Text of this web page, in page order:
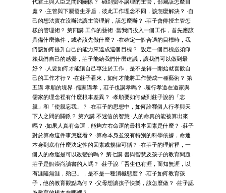
代君王與人臣之間的關係？ ‧碰到蠻不講理的主管，部屬該怎麼自
處？ ‧主管與下屬發生矛盾，彼此工作理念不同，該怎麼解決？ ‧自
己的想法實在沒辦法讓主管理解，該怎麼辦？ ‧莊子會傳授主管怎
樣的管理術？ 第四講 工作的藝術 ‧當我們投入一個工作，首先應該
具備什麼條件，或者該先做什麼？ ‧在確定一個合適的目標時，我
們該如何提升自己的能力來達成這個目標？ ‧設定一個目標必須仰
賴我們自己的感覺，莊子能給我們什麼建議，讓我們可以做到最
好？ ‧人要如何才能讓自己專注於工作，是不是得一開始就喜歡自
己的工作才行？ ‧在莊子看來，如何才能將工作變成一種藝術？ 第
五講 孝順的境界 ‧儒家講孝，莊子也講孝嗎？ ‧履行孝道在道家與
儒家的理念裡有什麼根本差異？ ‧孝順要如何做到莊子說的「忘
親」和「使親忘我」？ ‧在莊子的思想中，如何詮釋個人行孝與天
下人之間的關係？ 第六講 不迷信的智慧 ‧人的命真的能被算出來
嗎？ ‧如果人真有命運，能夠左右命運的最根本因素是什麼？ ‧莊子
對於算命這件事怎麼看？ ‧算命本身並沒有特別的科學依據，命運
本身到底有什麼決定性的因素或規律可循？ ‧在莊子的理解裡，一
個人的命運是可以改變的嗎？ 第七講 書與智慧及孩子的教育問題 ‧
莊子是個崇尚讀書的人嗎？ ‧莊子說「吾生也有涯，而知無涯，以
有涯隨無涯，殆已」，是不是一種消極態度？ ‧莊子如何教育孩
子，他的教育觀點為何？ ‧父母想讓孩子快樂，該怎麼做？ ‧莊子認